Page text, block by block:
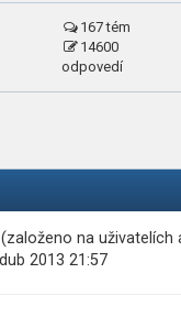
167 tém
14600
odpovedí
na
2013 21:57